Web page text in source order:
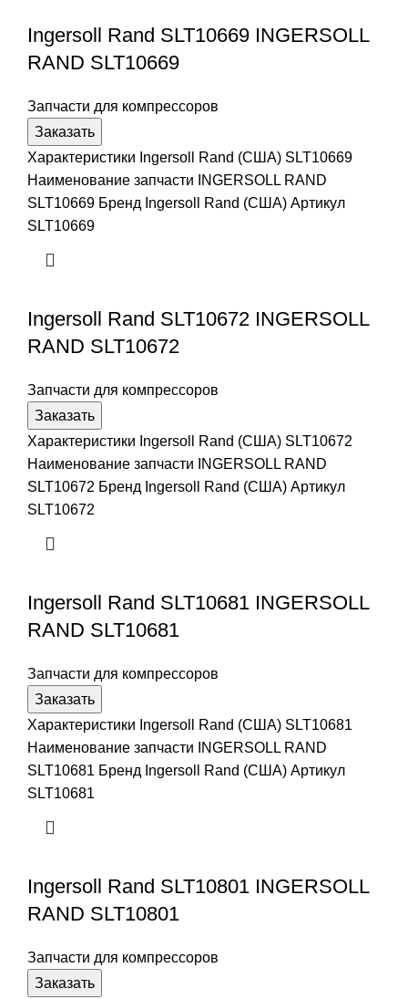
Ingersoll Rand SLT10669 INGERSOLL
RAND SLT10669
Запчасти для компрессоров
Заказать
Характеристики Ingersoll Rand (США) SLT10669
Наименование запчасти INGERSOLL RAND
SLT10669 Бренд Ingersoll Rand (США) Артикул
SLT10669
Ingersoll Rand SLT10672 INGERSOLL
RAND SLT10672
Запчасти для компрессоров
Заказать
Характеристики Ingersoll Rand (США) SLT10672
Наименование запчасти INGERSOLL RAND
SLT10672 Бренд Ingersoll Rand (США) Артикул
SLT10672
Ingersoll Rand SLT10681 INGERSOLL
RAND SLT10681
Запчасти для компрессоров
Заказать
Характеристики Ingersoll Rand (США) SLT10681
Наименование запчасти INGERSOLL RAND
SLT10681 Бренд Ingersoll Rand (США) Артикул
SLT10681
Ingersoll Rand SLT10801 INGERSOLL
RAND SLT10801
Запчасти для компрессоров
Заказать